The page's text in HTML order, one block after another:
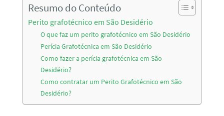
Resumo do Conteúdo
Perito grafotécnico em São Desidério
O que faz um perito grafotécnico em São Desidério
Perícia Grafotécnica em São Desidério
Como fazer a perícia grafotécnica em São
Desidério?
Como contratar um Perito Grafotécnico em São
Desidério?